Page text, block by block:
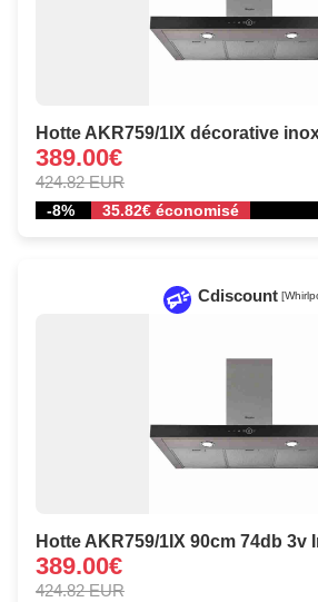
Hotte AKR759/1IX décorative
389.00€
424.82 EUR
-8% 35.82€ économisé
Cdiscount
Hotte AKR759/1IX 90cm 74db 3v
389.00€
424.82 EUR